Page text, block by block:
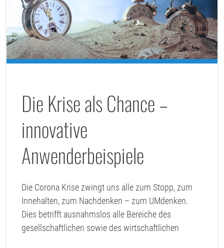
Die Krise als Chance –
innovative
Anwenderbeispiele
Die Corona Krise zwingt uns alle zum Stopp, zum
Innehalten, zum Nachdenken – zum UMdenken.
Dies betrifft ausnahmslos alle Bereiche des
gesellschaftlichen sowie des wirtschaftlichen